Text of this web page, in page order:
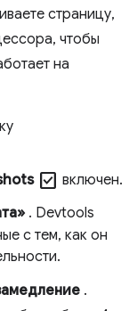
страницу,
чтобы
на
Check_box включен.
. Devtools
с тем, как он
.